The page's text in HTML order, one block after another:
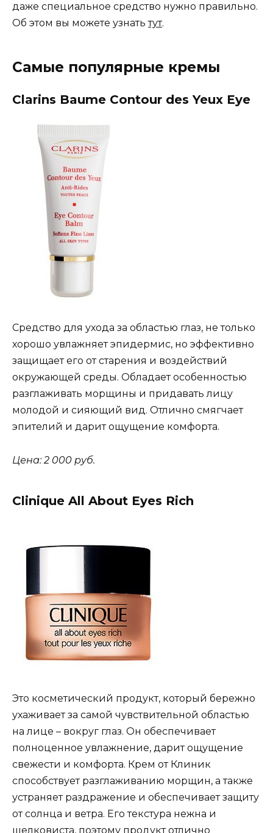
даже специальное средство нужно правильно.
Об этом вы можете узнатьтут.
Самые популярные кремы
Clarins Baume Contour des Yeux Eye
Средство для ухода за областью глаз, не только
хорошо увлажняет эпидермис, но эффективно
защищает его от старения и воздействий
окружающей среды. Обладает особенностью
разглаживать морщины и придавать лицу
молодой и сияющий вид. Отлично смягчает
эпителий и дарит ощущение комфорта.
Цена: 2 000 руб.
Clinique All About Eyes Rich
Это косметический продукт, который бережно
ухаживает за самой чувствительной областью
на лице – вокруг глаз. Он обеспечивает
полноценное увлажнение, дарит ощущение
свежести и комфорта. Крем от Клиник
способствует разглаживанию морщин, а также
устраняет раздражение и обеспечивает защиту
от солнца и ветра. Его текстура нежна и
шелковиста, поэтому продукт отлично